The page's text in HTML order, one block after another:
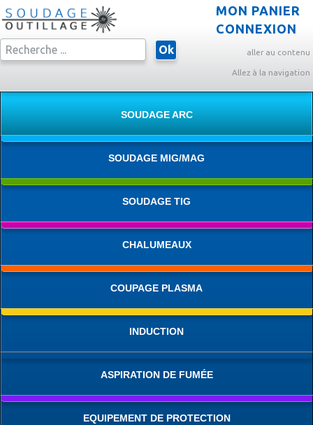
aller au contenu
Allez à la navigation
CONNEXION
MON PANIER
Ok
SOUDAGE ARC
SOUDAGE MIG/MAG
SOUDAGE TIG
CHALUMEAUX
COUPAGE PLASMA
INDUCTION
ASPIRATION DE FUMÉE
EQUIPEMENT DE PROTECTION